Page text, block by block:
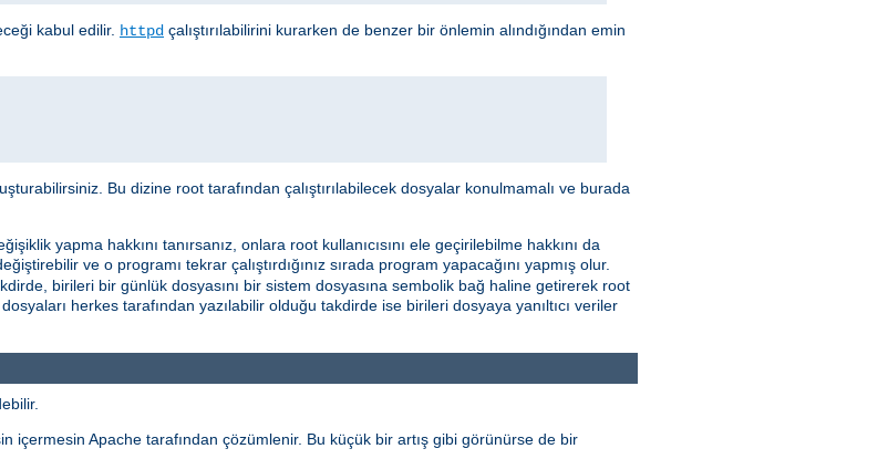
kabul edilir. httpd çalıştırılabilirini kurarken de benzer bir önlemin alındığından emin
Bu dizine root tarafından çalıştırılabilecek dosyalar konulmamalı ve burada
yapma hakkını tanırsanız, onlara root kullanıcısını ele geçirilebilme hakkını da
ve o programı tekrar çalıştırdığınız sırada program yapacağını yapmış olur.
birileri bir günlük dosyasını bir sistem dosyasına sembolik bağ haline getirerek root
herkes tarafından yazılabilir olduğu takdirde ise birileri dosyaya yanıltıcı veriler
içermesin Apache tarafından çözümlenir. Bu küçük bir artış gibi görünürse de bir